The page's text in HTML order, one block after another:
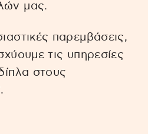
μας.
παρεμβάσεις,
τις υπηρεσίες
στους